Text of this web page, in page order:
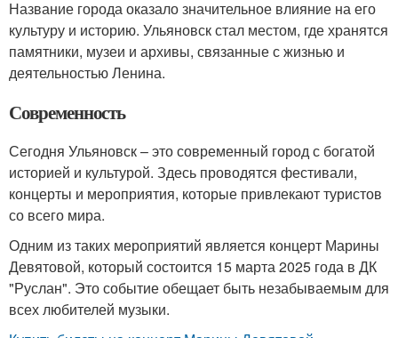
Название города оказало значительное влияние на его
культуру и историю. Ульяновск стал местом, где хранятся
памятники, музеи и архивы, связанные с жизнью и
деятельностью Ленина.
Современность
Сегодня Ульяновск – это современный город с богатой
историей и культурой. Здесь проводятся фестивали,
концерты и мероприятия, которые привлекают туристов
со всего мира.
Одним из таких мероприятий является концерт Марины
Девятовой, который состоится 15 марта 2025 года в ДК
"Руслан". Это событие обещает быть незабываемым для
всех любителей музыки.